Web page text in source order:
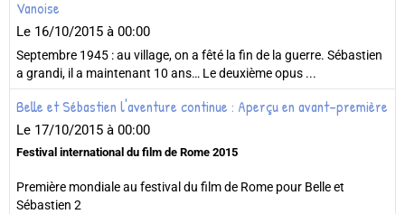
Vanoise
Le 16/10/2015 à 00:00
Septembre 1945 : au village, on a fêté la fin de la guerre. Sébastien
a grandi, il a maintenant 10 ans… Le deuxième opus ...
Belle et Sébastien l'aventure continue : Aperçu en avant-première
Le 17/10/2015 à 00:00
Festival international du film de Rome 2015
Première mondiale au festival du film de Rome pour Belle et
Sébastien 2